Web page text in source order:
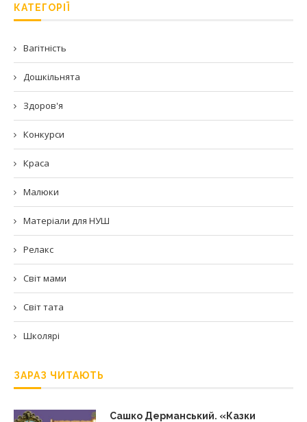
КАТЕГОРІЇ
Вагітність
Дошкільнята
Здоров'я
Конкурси
Краса
Малюки
Матеріали для НУШ
Релакс
Світ мами
Світ тата
Школярі
ЗАРАЗ ЧИТАЮТЬ
Сашко Дерманський. «Казки